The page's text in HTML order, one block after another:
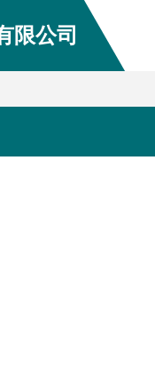
限公司